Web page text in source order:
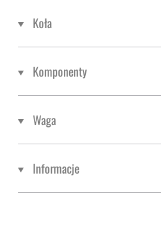
Koła
Komponenty
Waga
Informacje